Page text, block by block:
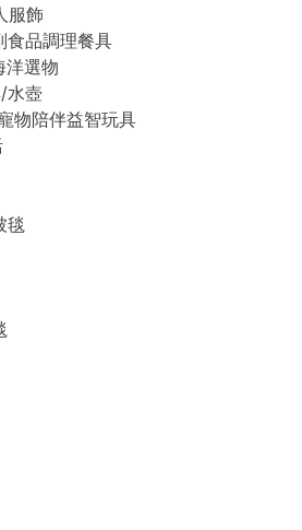
服飾
食品調理餐具
洋選物
水壺
物陪伴益智玩具
毯